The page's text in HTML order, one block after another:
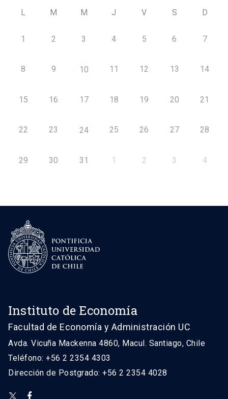
L M M J V S D
1 2 3 4 5 6 7
8 9 10 11 12 13 14
15 16 17 18 19 20 21
22 23 24 25 26 27 28
29 30 31 1 2 3 4
Instituto de Economía
Facultad de Economía y Administración UC
Avda. Vicuña Mackenna 4860, Macul. Santiago, Chile
Teléfono: +56 2 2354 4303
Dirección de Postgrado: +56 2 2354 4028